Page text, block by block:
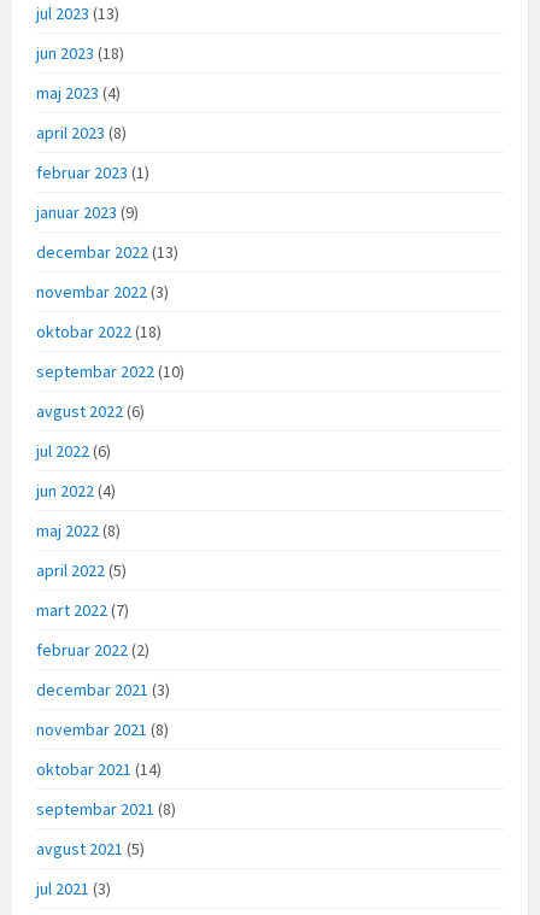
jul 2023 (13)
jun 2023 (18)
maj 2023 (4)
april 2023 (8)
februar 2023 (1)
januar 2023 (9)
decembar 2022(13)
novembar 2022(3)
oktobar 2022(18)
septembar 2022(10)
avgust 2022(6)
jul 2022(6)
jun 2022(4)
maj 2022(8)
april 2022(5)
mart 2022(7)
februar 2022(2)
decembar 2021 (3)
novembar 2021 (8)
oktobar 2021 (14)
septembar 2021 (8)
avgust 2021 (5)
jul 2021 (3)